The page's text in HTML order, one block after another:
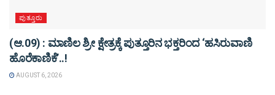
ಪುತ್ತೂರು
(ಆ.09) : ಮಾಣಿಲ ಶ್ರೀ ಕ್ಷೇತ್ರಕ್ಕೆ ಪುತ್ತೂರಿನ ಭಕ್ತರಿಂದ ‘ಹಸಿರುವಾಣಿ
ಹೊರೆಕಾಣಿಕೆ’..!
AUGUST 6, 2026